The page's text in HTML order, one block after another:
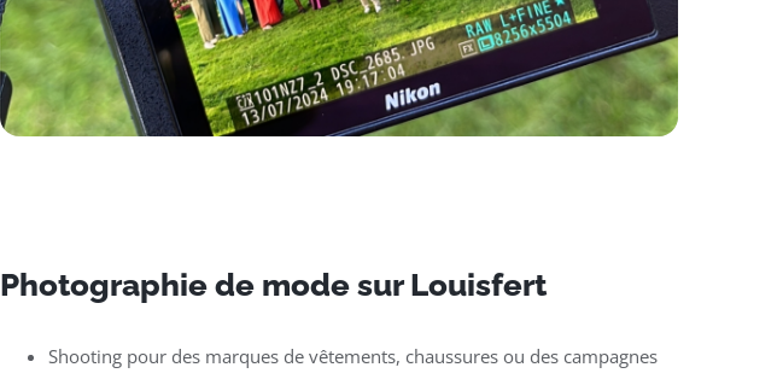
Photographie de mode sur Louisfert
Shooting pour des marques de vêtements, chaussures ou des campagnes